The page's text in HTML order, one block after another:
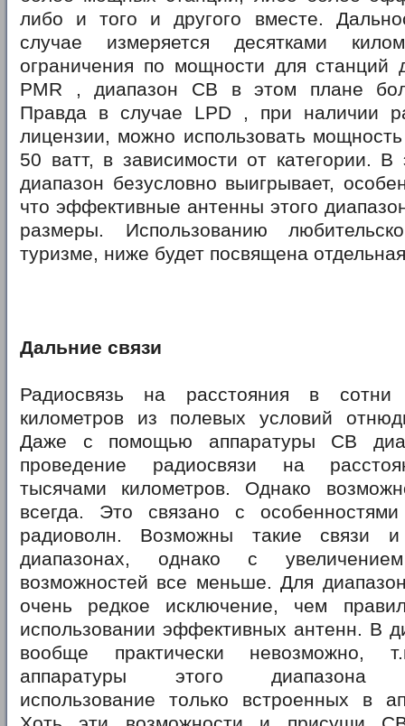
либо и того и другого вместе.
случае измеряется десятками
ограничения по мощности для станций
PMR , диапазон CB в этом плане
Правда в случае LPD , при наличии
лицензии, можно использовать
50 ватт, в зависимости от категории. В
диапазон безусловно выигрывает,
что эффективные антенны этого
размеры. Использованию
туризме, ниже будет посвящена
Дальние связи
Радиосвязь на расстояния в
километров из полевых условий
Даже с помощью аппаратуры CB
проведение радиосвязи на
тысячами километров. Однако
всегда. Это связано с особенностями
радиоволн. Возможны такие связи
диапазонах, однако с
возможностей все меньше. Для
очень редкое исключение, чем
использовании эффективных антенн. В
вообще практически невозможно,
аппаратуры этого диапазона
использование только встроенных в